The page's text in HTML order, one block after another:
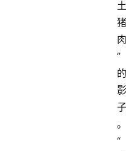
土
猪
肉
”
的
影
子
。
“